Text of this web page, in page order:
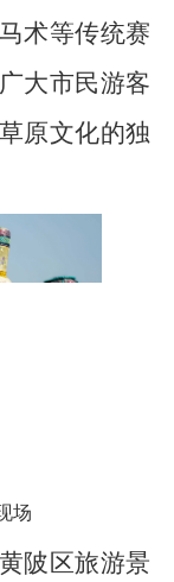
术等传统赛
大市民游客
原文化的独
场
陂区旅游景